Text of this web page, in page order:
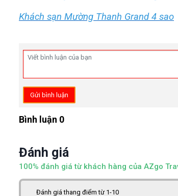
Khách sạn Mường Thanh Grand 4 sao
Gửi bình luận
Bình luận 0
Đánh giá
100% đánh giá từ khách hàng của AZgo
Đánh giá thang điểm từ 1-10